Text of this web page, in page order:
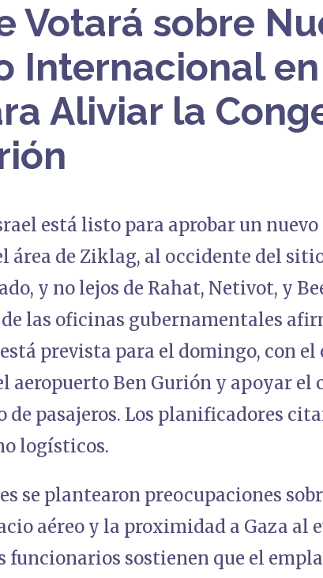
Votará sobre
Internacional
Aliviar la
está listo para aprobar un
área de Ziklag, al occidente del
y no lejos de Rahat, Netivot, y
las oficinas gubernamentales
prevista para el domingo, con el
aeropuerto Ben Gurión y apoyar el
de pasajeros. Los planificadores
logísticos.
se plantearon preocupaciones
aéreo y la proximidad a Gaza al
funcionarios sostienen que el